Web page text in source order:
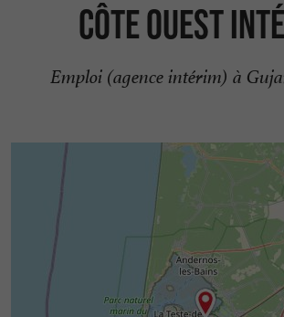
Côte Ouest
Emploi (agence intérim) à